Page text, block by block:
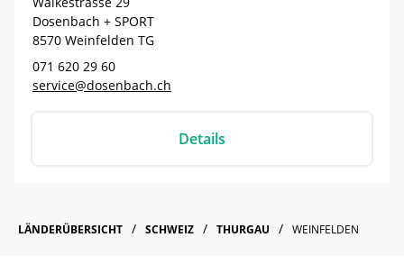
Dosenbach + SPORT
8570 Weinfelden TG
071 620 29 60
service@dosenbach.ch
Details
LÄNDERÜBERSICHT SCHWEIZ THURGAU WEINFELDEN